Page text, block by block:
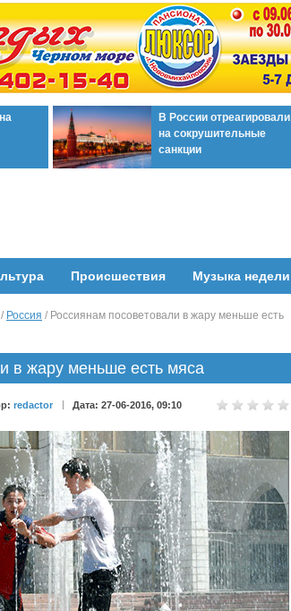
В России отреагировали
на сокрушительные
санкции
Происшествия Музыка недели
/ Россия / Россиянам посоветовали в жару меньше есть
в жару меньше есть мяса
redactor Дата: 27-06-2016, 09:10